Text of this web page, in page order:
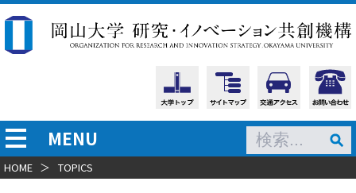
MENU
HOME ＞ TOPICS